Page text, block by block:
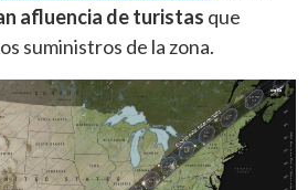
afluencia de turistas que
suministros de la zona.